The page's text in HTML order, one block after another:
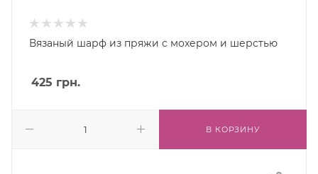
Вязаный шарф из пряжи с мохером и шерстью
425 грн.
В КОРЗИНУ